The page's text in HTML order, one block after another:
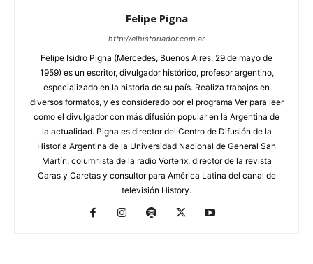
Felipe Pigna
http://elhistoriador.com.ar
Felipe Isidro Pigna (Mercedes, Buenos Aires; 29 de mayo de
1959) es un escritor, divulgador histórico, profesor argentino,
especializado en la historia de su país. Realiza trabajos en
diversos formatos, y es considerado por el programa Ver para leer
como el divulgador con más difusión popular en la Argentina de
la actualidad. Pigna es director del Centro de Difusión de la
Historia Argentina de la Universidad Nacional de General San
Martín, columnista de la radio Vorterix, director de la revista
Caras y Caretas y consultor para América Latina del canal de
televisión History.